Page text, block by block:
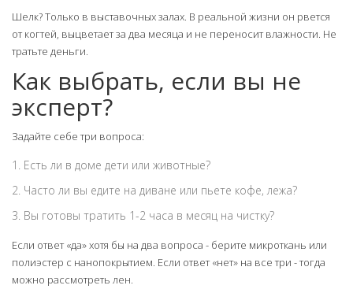
Шелк? Только в выставочных залах. В реальной жизни он рвется
от когтей, выцветает за два месяца и не переносит влажности. Не
тратьте деньги.
Как выбрать, если вы не
эксперт?
Задайте себе три вопроса:
Есть ли в доме дети или животные?
Часто ли вы едите на диване или пьете кофе, лежа?
Вы готовы тратить 1-2 часа в месяц на чистку?
Если ответ «да» хотя бы на два вопроса - берите микроткань или
полиэстер с нанопокрытием. Если ответ «нет» на все три - тогда
можно рассмотреть лен.